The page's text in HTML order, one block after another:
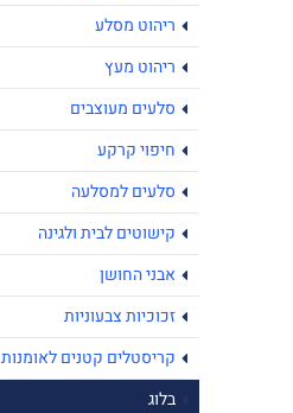
ריהוט מסלע
ריהוט מעץ
סלעים מעוצבים
חיפוי קרקע
סלעים למסלעה
קישוטים לבית ולגינה
אבני החושן
זכוכיות צבעוניות
קריסטלים קטנים לאומנות
בלוג